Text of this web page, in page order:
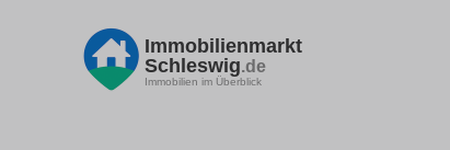
Immobilienmarkt
Schleswig.de
Immobilien im Überblick